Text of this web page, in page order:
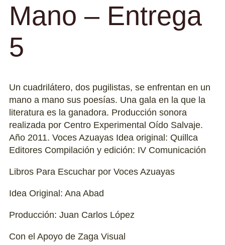
Mano – Entrega
5
Un cuadrilátero, dos pugilistas, se enfrentan en un
mano a mano sus poesías. Una gala en la que la
literatura es la ganadora. Producción sonora
realizada por Centro Experimental Oído Salvaje.
Año 2011. Voces Azuayas Idea original: Quillca
Editores Compilación y edición: IV Comunicación
Libros Para Escuchar por Voces Azuayas
Idea Original: Ana Abad
Producción: Juan Carlos López
Con el Apoyo de Zaga Visual